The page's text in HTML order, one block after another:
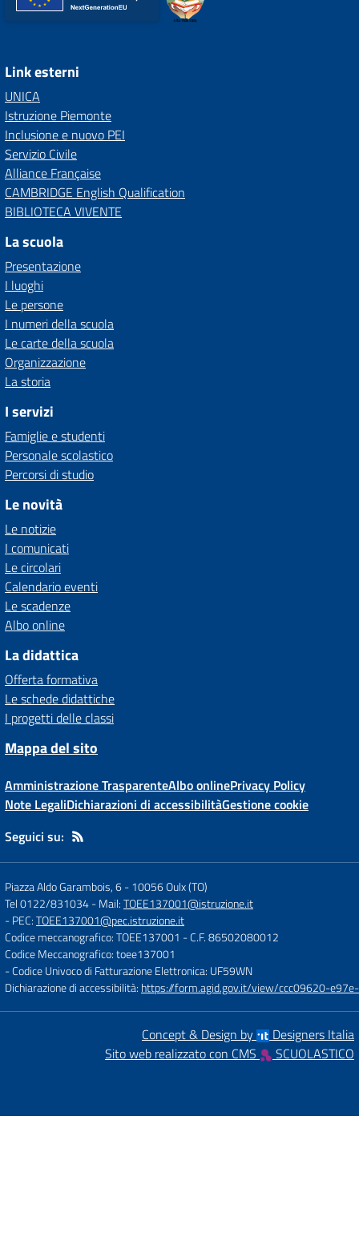
Link esterni
UNICA
Istruzione Piemonte
Inclusione e nuovo PEI
Servizio Civile
Alliance Française
CAMBRIDGE English Qualification
BIBLIOTECA VIVENTE
La scuola
Presentazione
I luoghi
Le persone
I numeri della scuola
Le carte della scuola
Organizzazione
La storia
I servizi
Famiglie e studenti
Personale scolastico
Percorsi di studio
Le novità
Le notizie
I comunicati
Le circolari
Calendario eventi
Le scadenze
Albo online
La didattica
Offerta formativa
Le schede didattiche
I progetti delle classi
Mappa del sito
Amministrazione TrasparenteAlbo onlinePrivacy Policy
Note LegaliDichiarazioni di accessibilitàGestione cookie
Seguici su:
Piazza Aldo Garambois, 6-10056 Oulx (TO)
Tel 0122/831034- Mail:TOEE137001@istruzione.it
- PEC:TOEE137001@pec.istruzione.it
Codice meccanografico: TOEE137001 - C.F. 86502080012
Codice Meccanografico: toee137001
- Codice Univoco di Fatturazione Elettronica: UF59WN
Dichiarazione di accessibilità: https://form.agid.gov.it/view/ccc09620-
Concept & Design by
Designers Italia
Sito web realizzato con CMS
SCUOLASTICO